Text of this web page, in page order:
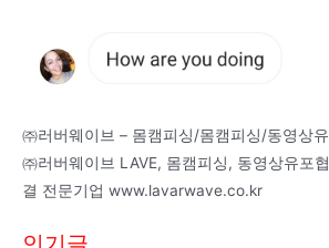
㈜러버웨이브 – 몸캠피싱/몸캠피싱/동영상
㈜러버웨이브 LAVE, 몸캠피싱, 동영상유포
결 전문기업 www.lavarwave.co.kr